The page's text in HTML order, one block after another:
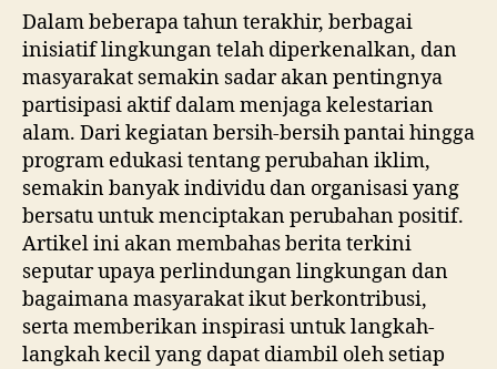
Dalam beberapa tahun terakhir, berbagai
inisiatif lingkungan telah diperkenalkan, dan
masyarakat semakin sadar akan pentingnya
partisipasi aktif dalam menjaga kelestarian
alam. Dari kegiatan bersih-bersih pantai hingga
program edukasi tentang perubahan iklim,
semakin banyak individu dan organisasi yang
bersatu untuk menciptakan perubahan positif.
Artikel ini akan membahas berita terkini
seputar upaya perlindungan lingkungan dan
bagaimana masyarakat ikut berkontribusi,
serta memberikan inspirasi untuk langkah-
langkah kecil yang dapat diambil oleh setiap